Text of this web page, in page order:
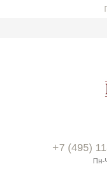
+7 (495)
Пн-